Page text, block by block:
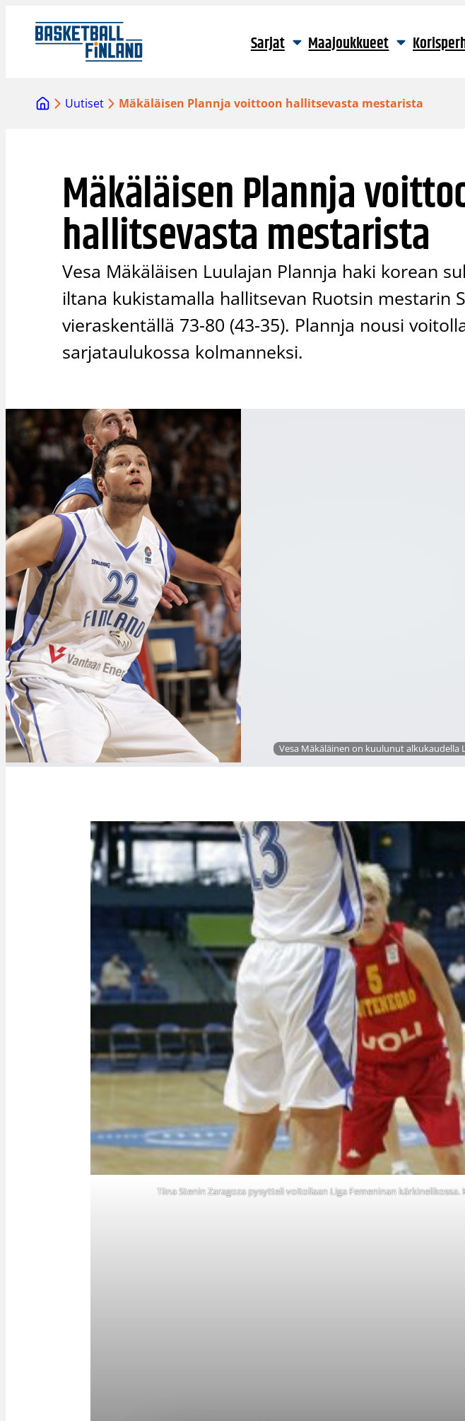
sisältöön
Sarjat Maajoukkueet
Uutiset Mäkäläisen Plannja voittoon hallitsevasta mestarista
Mäkäläisen Plannja
hallitsevasta mestarista
Vesa Mäkäläisen Luulajan Plannja haki korean
iltana kukistamalla hallitsevan Ruotsin mestarin
vieraskentällä 73-80 (43-35). Plannja nousi
sarjataulukossa kolmanneksi.
Vesa Mäkäläinen on kuulunut alkukaudella
Tiina Stenin Zaragoza pysytteli voitollaan Liga Femeninan kärkinelikossa.